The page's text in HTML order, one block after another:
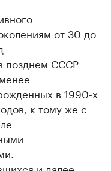
от 30 до
позднем СССР
в 1990-х
к тому же с